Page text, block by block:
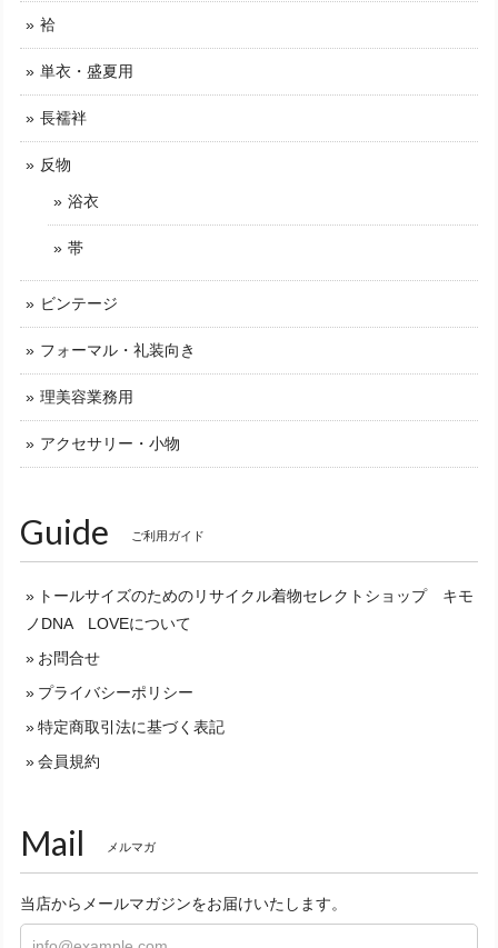
袷
単衣・盛夏用
長襦袢
反物
浴衣
帯
ビンテージ
フォーマル・礼装向き
理美容業務用
アクセサリー・小物
Guide ご利用ガイド
トールサイズのためのリサイクル着物セレクトショップ キモ
ノDNA LOVEについて
お問合せ
プライバシーポリシー
特定商取引法に基づく表記
会員規約
Mail メルマガ
当店からメールマガジンをお届けいたします。